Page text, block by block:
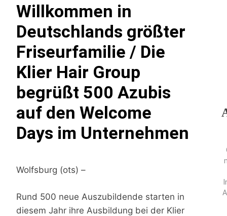
Willkommen in
Deutschlands größter
Friseurfamilie / Die
Klier Hair Group
begrüßt 500 Azubis
auf den Welcome
Days im Unternehmen
Wolfsburg (ots) –
Rund 500 neue Auszubildende starten in
diesem Jahr ihre Ausbildung bei der Klier